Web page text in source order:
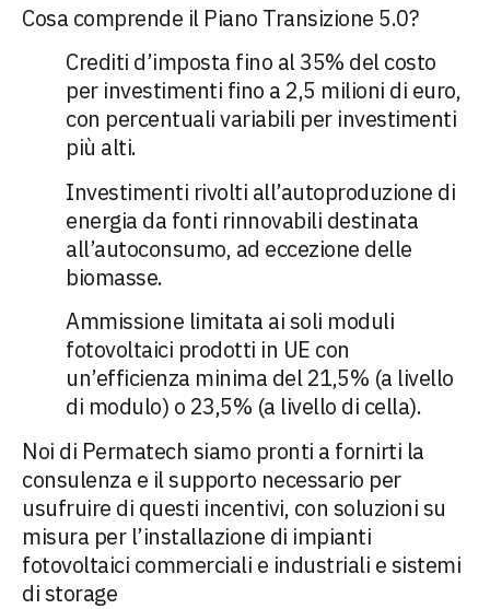
Cosa comprende il Piano Transizione 5.0?
Crediti d’imposta fino al 35% del costo
per investimenti fino a 2,5 milioni di euro,
con percentuali variabili per investimenti
più alti.
Investimenti rivolti all’autoproduzione di
energia da fonti rinnovabili destinata
all’autoconsumo, ad eccezione delle
biomasse.
Ammissione limitata ai soli moduli
fotovoltaici prodotti in UE con
un’efficienza minima del 21,5% (a livello
di modulo) o 23,5% (a livello di cella).
Noi di Permatech siamo pronti a fornirti la
consulenza e il supporto necessario per
usufruire di questi incentivi, con soluzioni su
misura per l’installazione di impianti
fotovoltaici commerciali e industriali e sistemi
di storage